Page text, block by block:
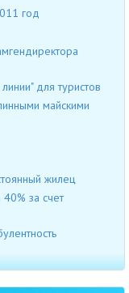
год
для туристов
майскими
жилец
40% за счет